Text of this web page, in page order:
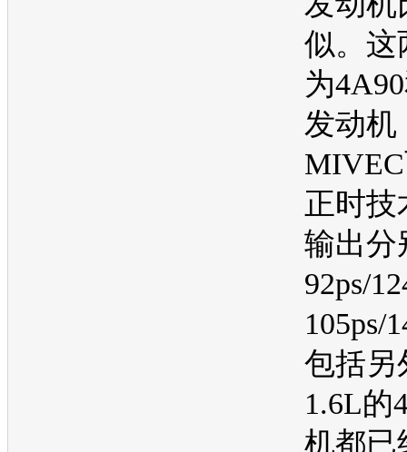
似。这
为
发动机
正时技
输出分
92ps/
105ps/
包括另
1.6L的
机都已